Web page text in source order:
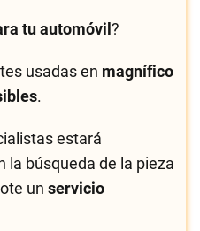
tu automóvil?
usadas en magnífico
.
estará
la búsqueda de la pieza
unservicio